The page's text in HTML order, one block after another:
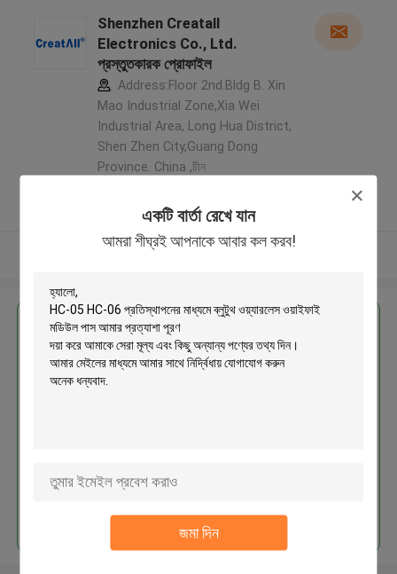
একটি বার্তা রেখে যান
আমরা শীঘ্রই আপনাকে আবার কল করব!
জমা দিন
Shenzhen Creatall
Electronics Co., Ltd.
প্রস্তুতকারক প্রোফাইল
Address:Floor 2nd.Bldg B. Xin
Mao Industrial Zone,Xia Wei
Industrial Area, Long Hua District,
Shen Zhen City,Guang Dong
Province. China ,চীন
যাচাইকৃত সরবরাহকারী
এর সেরা মূল্য পান
HC-05 HC-06 প্রতিস্থাপনের মাধ্যমে